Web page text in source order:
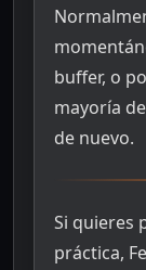
buffer, o
mayoría
de nuevo.
Si quieres
práctica,